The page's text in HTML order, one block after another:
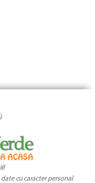
cu caracter personal